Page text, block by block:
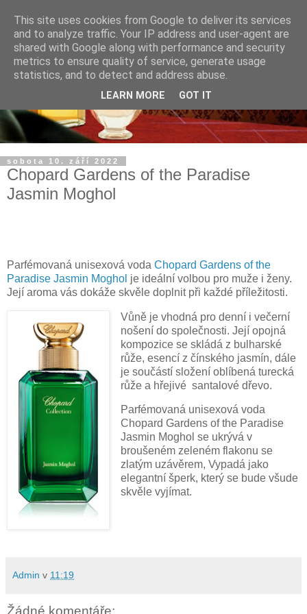
sobota 10. září 2022
Chopard Gardens of the Paradise
Jasmin Moghol
Parfémovaná unisexová voda Chopard Gardens of the
Paradise Jasmin Moghol je ideální volbou pro muže i ženy.
Její aroma vás dokáže skvěle doplnit při každé příležitosti.
Vůně je vhodná pro denní i večerní
nošení do společnosti. Její opojná
kompozice se skládá z bulharské
růže, esencí z čínského jasmín, dále
je součástí složení oblíbená turecká
růže a hřejivé santalové dřevo.
Parfémovaná unisexová voda
Chopard Gardens of the Paradise
Jasmin Moghol se ukrývá v
broušeném zeleném flakonu se
zlatým uzávěrem, Vypadá jako
elegantní šperk, který se bude všude
skvěle vyjímat.
Admin v 11:19
This site uses cookies from Google to deliver its services
and to analyze traffic. Your IP address and user-agent are
shared with Google along with performance and security
metrics to ensure quality of service, generate usage
statistics, and to detect and address abuse.
LEARN MORE GOT IT